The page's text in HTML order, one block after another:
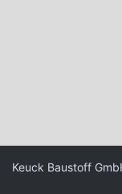
Keuck Baustoff